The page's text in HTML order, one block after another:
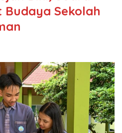
Sekolah